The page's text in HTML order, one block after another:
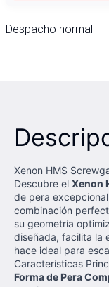
Despacho normal
Xenon HMS
Descubre el Xenon
de pera
combinación
su geometría
diseñada, facilita la
hace ideal para
Características
Forma de Pera